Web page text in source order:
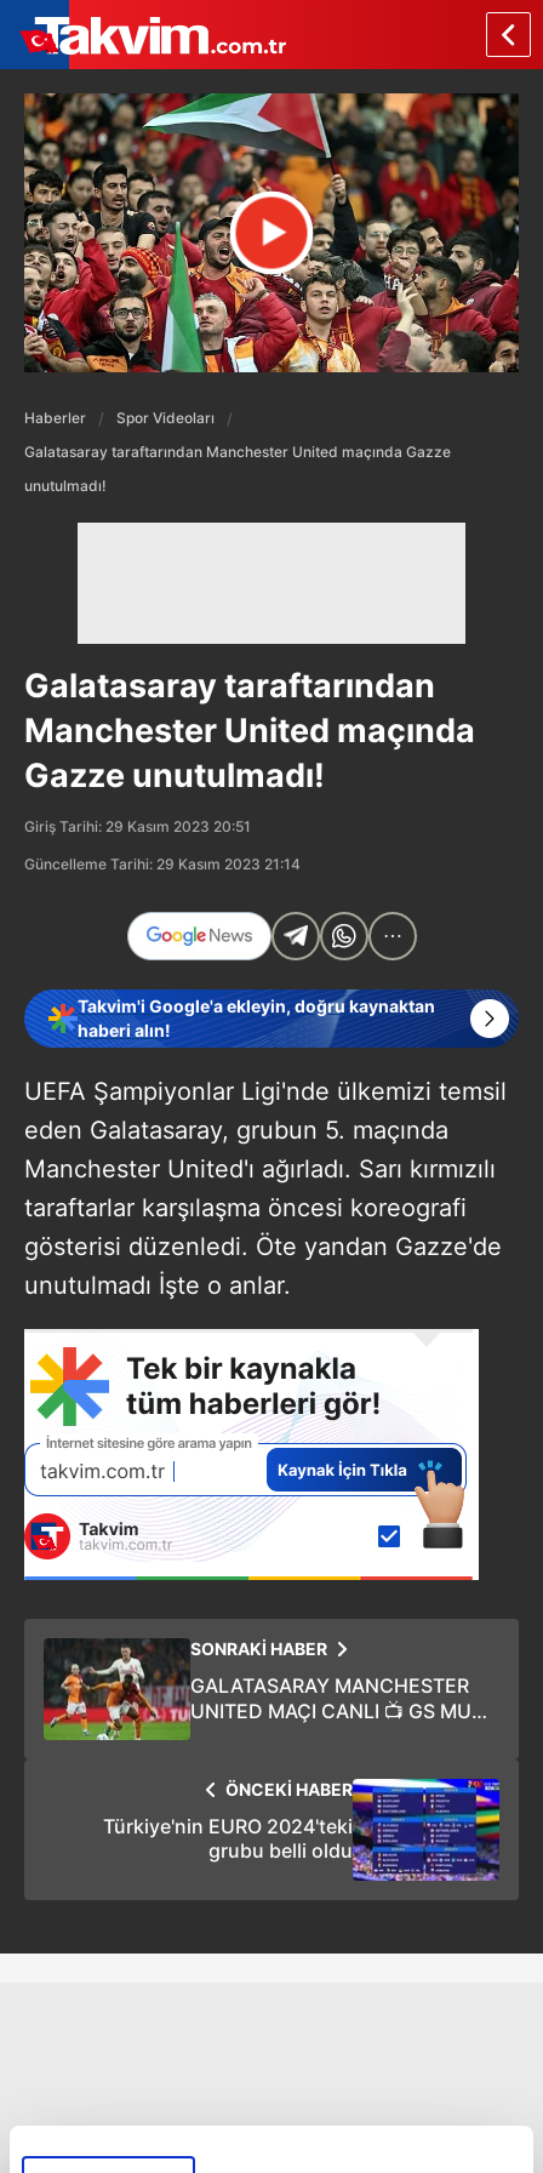
Haberler
Spor Videoları
Galatasaray taraftarından Manchester United maçında Gazze
unutulmadı!
Galatasaray taraftarından
Manchester United maçında
Gazze unutulmadı!
Giriş Tarihi: 29 Kasım 2023 20:51
Güncelleme Tarihi: 29 Kasım 2023 21:14
Takvim'i Google'a ekleyin, doğru kaynaktan
haberi alın!
UEFA Şampiyonlar Ligi'nde ülkemizi temsil
eden Galatasaray, grubun 5. maçında
Manchester United'ı ağırladı. Sarı kırmızılı
taraftarlar karşılaşma öncesi koreografi
gösterisi düzenledi. Öte yandan Gazze'de
unutulmadı İşte o anlar.
SONRAKİ HABER
GALATASARAY MANCHESTER
UNITED MAÇI CANLI 📺 GS MUN
HABER)
ÖNCEKİ HABER
Türkiye'nin EURO 2024'teki
grubu belli oldu